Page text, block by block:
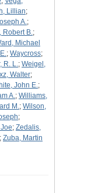
Lillian;
A.;
Robert B.;
Michael
; Waycross;
R. L.; Weigel,
Walter;
John E.;
A.; Williams,
M.; Wilson,
;
; Zedalis,
; Zuba, Martin